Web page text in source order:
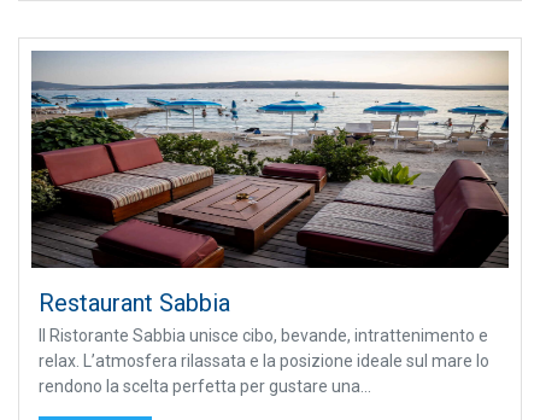
Restaurant Sabbia
Il Ristorante Sabbia unisce cibo, bevande, intrattenimento e
relax. L’atmosfera rilassata e la posizione ideale sul mare lo
rendono la scelta perfetta per gustare una...